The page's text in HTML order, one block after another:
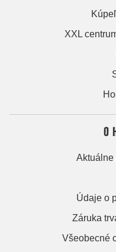
XXL
O
Aktuálne
Údaje o
Záruka
Všeobecné